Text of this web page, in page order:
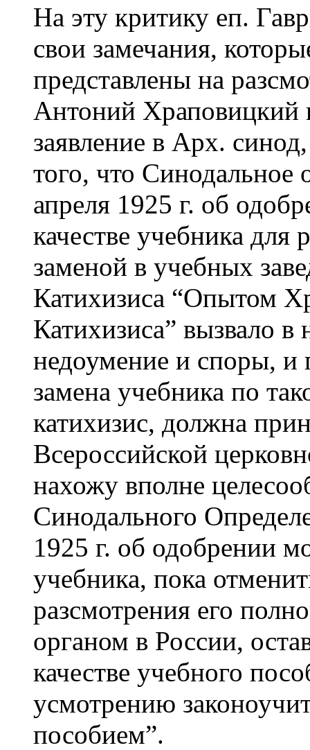
На эту критику еп.
свои замечания,
представлены на
Антоний Храповицкий
заявление в Арх.
того, что Синодальное
апреля 1925 г. об
качестве учебника для
заменой в учебных
Катихизиса “Опытом
Катихизиса” вызвало в
недоумение и споры, и
замена учебника по
катихизис, должна
Всероссийской
нахожу вполне
Синодального
1925 г. об одобрении
учебника, пока
разсмотрения его
органом в России,
качестве учебного
усмотрению
пособием”.